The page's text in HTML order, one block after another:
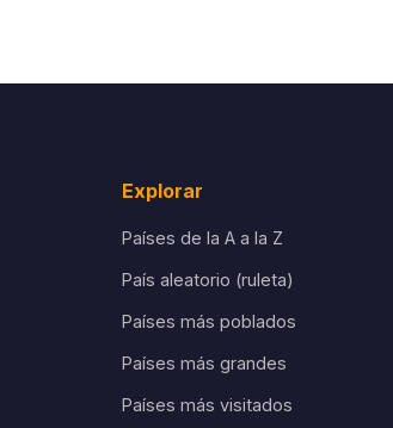
Explorar
Países de la A a la Z
País aleatorio (ruleta)
Países más poblados
Países más grandes
Países más visitados